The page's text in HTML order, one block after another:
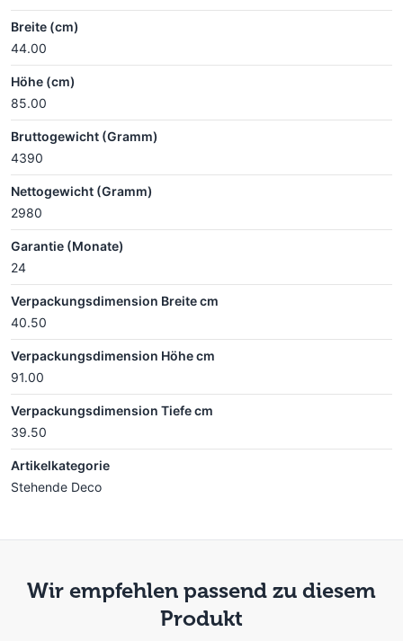
Breite (cm)
44.00
Höhe (cm)
85.00
Bruttogewicht (Gramm)
4390
Nettogewicht (Gramm)
2980
Garantie (Monate)
24
Verpackungsdimension Breite cm
40.50
Verpackungsdimension Höhe cm
91.00
Verpackungsdimension Tiefe cm
39.50
Artikelkategorie
Stehende Deco
Wir empfehlen passend zu diesem
Produkt